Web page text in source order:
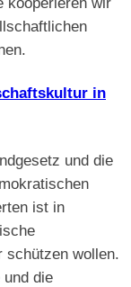
in
und die
ist in
schützen wollen.
und die